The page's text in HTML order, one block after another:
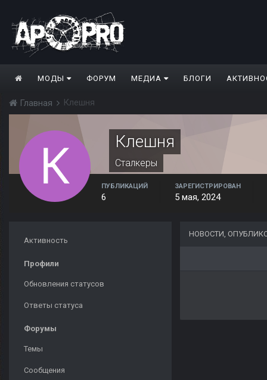
МОДЫ ФОРУМ МЕДИА БЛОГИ
Главная Клешня
Клешня
Сталкеры
ПУБЛИКАЦИЙ
6
ЗАРЕГИСТРИРОВАН
5 мая, 2024
Активность
Профили
Обновления статусов
Ответы статуса
Форумы
Темы
Сообщения
НОВОСТИ,